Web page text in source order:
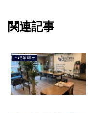
関連記事
～起業編～